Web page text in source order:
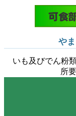
や
いも及びでん粉
所